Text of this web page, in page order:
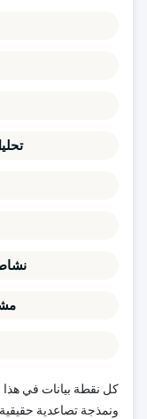
كل نقطة بيانات في هذا
ونمذجة تصاعدية